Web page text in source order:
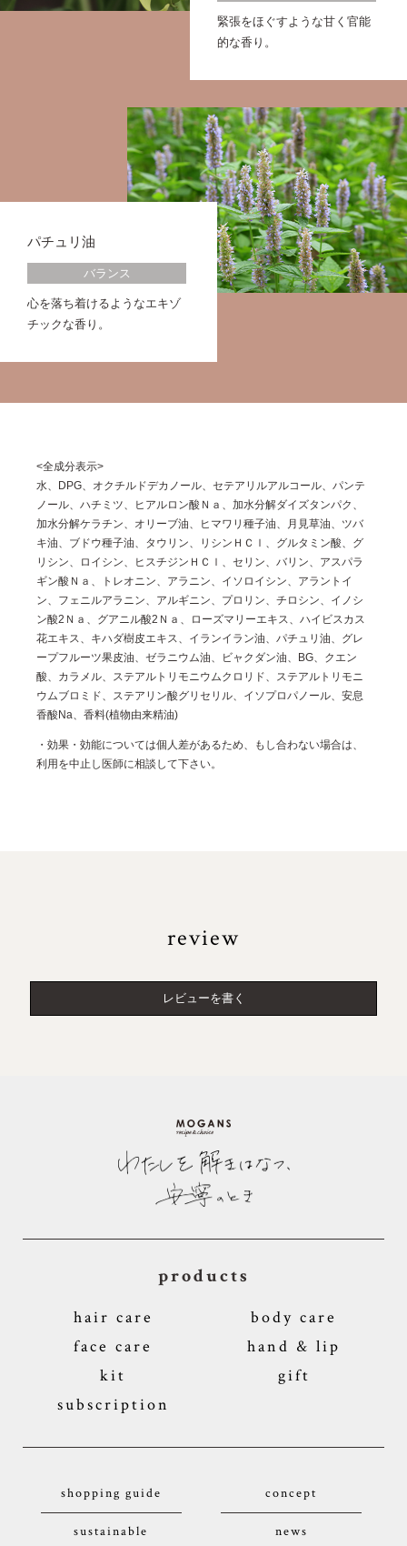
緊張をほぐすような甘く官能
的な香り。
パチュリ油
バランス
心を落ち着けるようなエキゾ
チックな香り。
<全成分表示>
水、DPG、オクチルドデカノール、セテアリルアルコール、パンテ
ノール、ハチミツ、ヒアルロン酸Ｎａ、加水分解ダイズタンパク、
加水分解ケラチン、オリーブ油、ヒマワリ種子油、月見草油、ツバ
キ油、ブドウ種子油、タウリン、リシンＨＣｌ、グルタミン酸、グ
リシン、ロイシン、ヒスチジンＨＣｌ、セリン、バリン、アスパラ
ギン酸Ｎａ、トレオニン、アラニン、イソロイシン、アラントイ
ン、フェニルアラニン、アルギニン、プロリン、チロシン、イノシ
ン酸2Ｎａ、グアニル酸2Ｎａ、ローズマリーエキス、ハイビスカス
花エキス、キハダ樹皮エキス、イランイラン油、パチュリ油、グレ
ープフルーツ果皮油、ゼラニウム油、ビャクダン油、BG、クエン
酸、カラメル、ステアルトリモニウムクロリド、ステアルトリモニ
ウムブロミド、ステアリン酸グリセリル、イソプロパノール、安息
香酸Na、香料(植物由来精油)
・効果・効能については個人差があるため、もし合わない場合は、
利用を中止し医師に相談して下さい。
review
レビューを書く
products
hair care
body care
face care
hand & lip
kit
gift
subscription
shopping guide concept
sustainable news